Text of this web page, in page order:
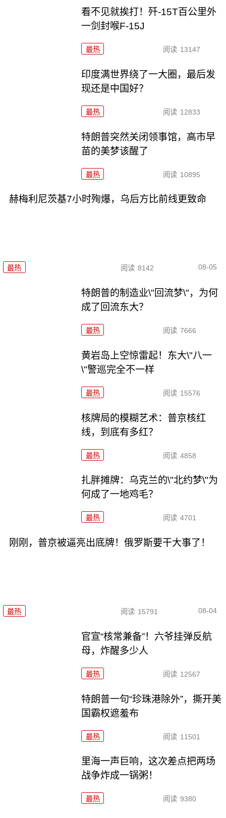
看不见就挨打！歼-15T百公里外
一剑封喉F-15J
最热 阅读 13147
印度满世界绕了一大圈，最后发
现还是中国好？
最热 阅读 12833
特朗普突然关闭领事馆，高市早
苗的美梦该醒了
最热 阅读 10895
赫梅利尼茨基7小时殉爆，乌后方比前线更致命
最热 阅读 8142 08-05
特朗普的制造业\"回流梦\"，为何
成了回流东大？
最热 阅读 7666
黄岩岛上空惊雷起！东大\"八一
\"警巡完全不一样
最热 阅读 15576
核牌局的模糊艺术：普京核红
线，到底有多红？
最热 阅读 4858
扎胖摊牌：乌克兰的\"北约梦\"为
何成了一地鸡毛？
最热 阅读 4701
刚刚，普京被逼亮出底牌！俄罗斯要干大事了！
最热 阅读 15791 08-04
官宣“核常兼备”！六爷挂弹反航
母，炸醒多少人
最热 阅读 12567
特朗普一句“珍珠港除外”，撕开美
国霸权遮羞布
最热 阅读 11501
里海一声巨响，这次差点把两场
战争炸成一锅粥！
最热 阅读 9380